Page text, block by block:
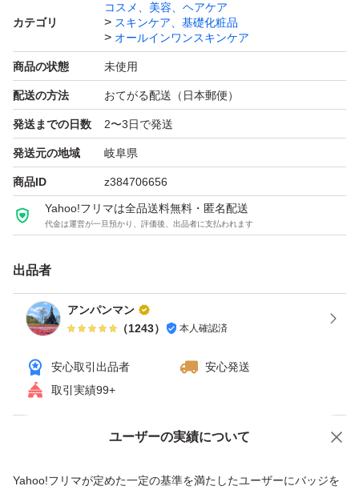
カテゴリ
コスメ、美容、ヘアケア
スキンケア、基礎化粧品
オールインワンスキンケア
商品の状態 未使用
配送の方法 おてがる配送（日本郵便）
発送までの日数 2〜3日で発送
発送元の地域 岐阜県
商品ID z384706656
Yahoo!フリマは全品送料無料・匿名配送
代金は運営が一旦預かり、評価後、出品者に支払われます
出品者
アンパンマン
（1243） 本人確認済
安心取引出品者
安心発送
取引実績99+
ユーザーの実績について
Yahoo!フリマが定めた一定の基準を満たしたユーザーにバッジを
価格の相談 商品への質問